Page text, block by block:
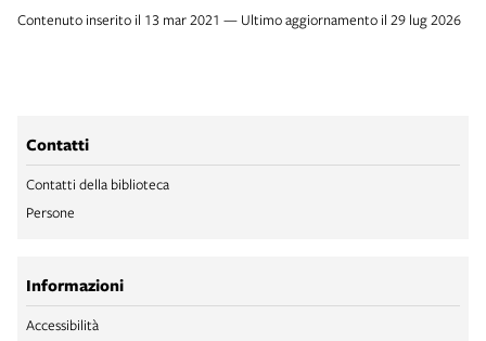
Contenuto inserito il 13 mar 2021 — Ultimo aggiornamento il 29 lug 2026
Contatti
Contatti della biblioteca
Persone
Informazioni
Accessibilità